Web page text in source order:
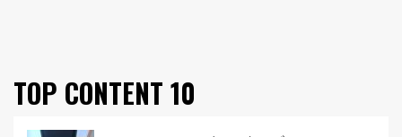
TOP CONTENT 10